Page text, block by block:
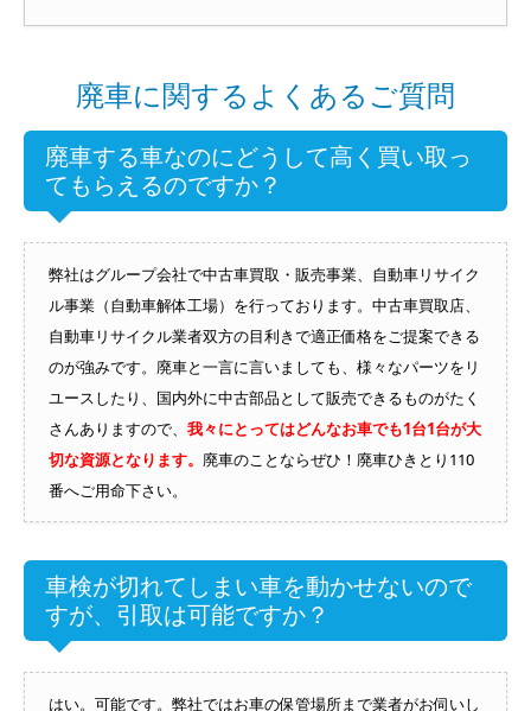
廃車に関するよくあるご質問
廃車する車なのにどうして高く買い取っ
てもらえるのですか？
弊社はグループ会社で中古車買取・販売事業、自動車リサイク
ル事業（自動車解体工場）を行っております。中古車買取店、
自動車リサイクル業者双方の目利きで適正価格をご提案できる
のが強みです。廃車と一言に言いましても、様々なパーツをリ
ユースしたり、国内外に中古部品として販売できるものがたく
さんありますので、 我々にとってはどんなお車でも1台1台が大
切な資源となります。 廃車のことならぜひ！廃車ひきとり110
番へご用命下さい。
車検が切れてしまい車を動かせないので
すが、引取は可能ですか？
はい。可能です。弊社ではお車の保管場所まで業者がお伺いし